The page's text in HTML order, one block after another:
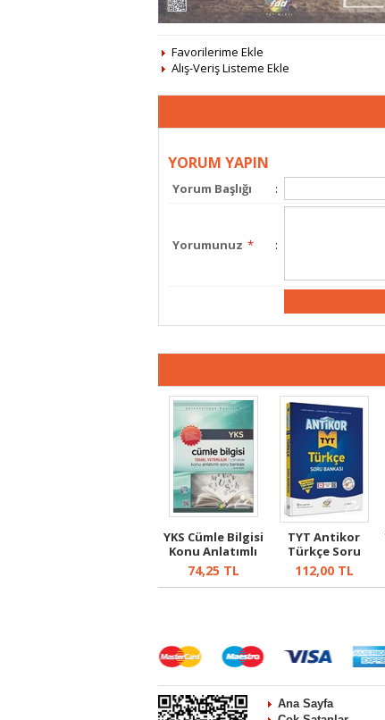
Favorilerime Ekle
Alış-Veriş Listeme Ekle
YORUM YAPIN
Yorum Başlığı :
Yorumunuz * :
YKS Cümle Bilgisi
Konu Anlatımlı
Soru Ba...
74,25 TL
TYT Antikor
Türkçe Soru
Bankası
112,00TL
Ana Sayfa